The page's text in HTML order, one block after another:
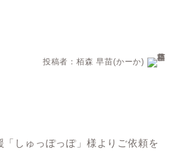
投稿者：栢森 早苗(かーか)
「しゅっぽっぽ」様よりご依頼を